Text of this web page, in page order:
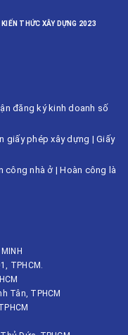
KIẾN THỨC XÂY DỰNG 2023
đăng ký kinh doanh số
giấy phép xây dựng | Giấy
công nhà ở |Hoàn công là
TPHCM.
Tân, TPHCM